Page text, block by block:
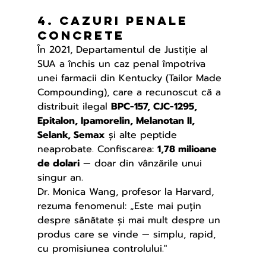
4. Cazuri penale
concrete
În 2021, Departamentul de Justiție al
SUA a închis un caz penal împotriva
unei farmacii din Kentucky (Tailor Made
Compounding), care a recunoscut că a
distribuit ilegal BPC-157, CJC-1295,
Epitalon, Ipamorelin, Melanotan II,
Selank, Semax și alte peptide
neaprobate. Confiscarea: 1,78 milioane
de dolari — doar din vânzările unui
singur an.
Dr. Monica Wang, profesor la Harvard,
rezuma fenomenul: „Este mai puțin
despre sănătate și mai mult despre un
produs care se vinde — simplu, rapid,
cu promisiunea controlului."